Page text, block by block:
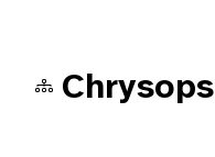
Chrysops